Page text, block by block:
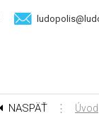
NASPÄŤ ⋮ Úvod